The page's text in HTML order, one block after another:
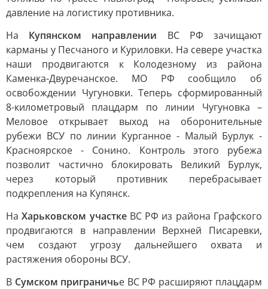
давление на логистику противника.
На Купянском направлении ВС РФ зачищают
карманы у Песчаного и Куриловки. На севере участка
наши продвигаются к Колодезному из района
Каменка-Двуречанское. МО РФ сообщило об
освобождении Чугуновки. Теперь сформированный
8-километровый плацдарм по линии Чугуновка –
Меловое открывает выход на оборонительные
рубежи ВСУ по линии Курганное - Малый Бурлук -
Красноярское - Сонино. Контроль этого рубежа
позволит частично блокировать Великий Бурлук,
через который противник перебрасывает
подкрепления на Купянск.
НаХарьковском участкеВС РФ из района Графского
продвигаются в направлении Верхней Писаревки,
чем создают угрозу дальнейшего охвата и
растяжения обороны ВСУ.
В Сумском приграничье ВС РФ расширяют плацдарм